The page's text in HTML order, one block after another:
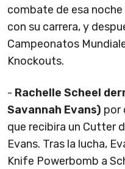
combate de esa
con su carrera, y
Campeonatos
Knockouts.
- Rachelle Scheel
Savannah Evans) por
que recibira un Cutter
Evans. Tras la lucha,
Knife Powerbomb a